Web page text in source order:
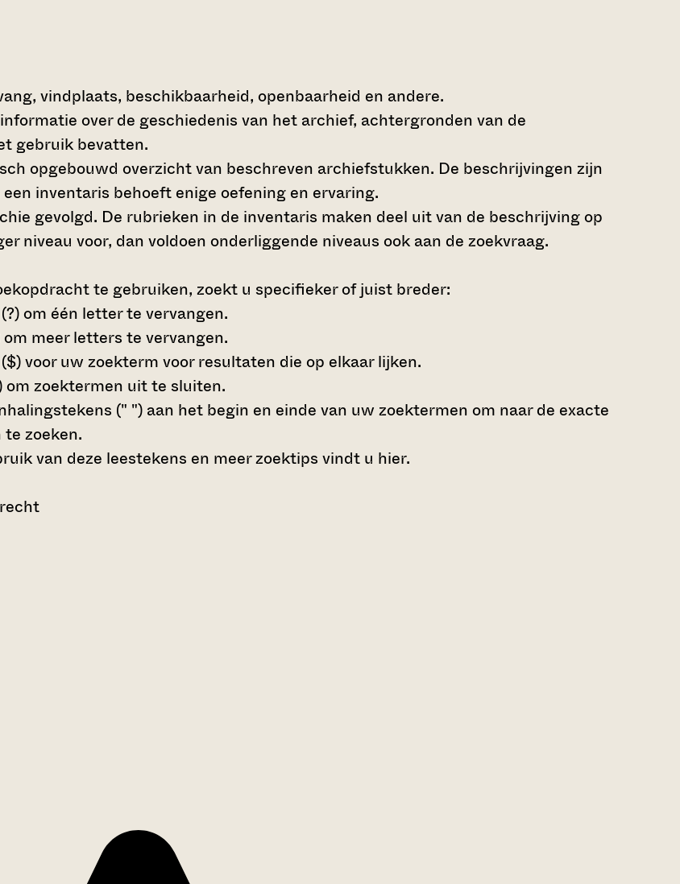
vindplaats, beschikbaarheid, openbaarheid en andere.
over de geschiedenis van het archief, achtergronden van de
gebruik bevatten.
opgebouwd overzicht van beschreven archiefstukken. De beschrijvingen zijn
inventaris behoeft enige oefening en ervaring.
gevolgd. De rubrieken in de inventaris maken deel uit van de beschrijving op
niveau voor, dan voldoen onderliggende niveaus ook aan de zoekvraag.
te gebruiken, zoekt u specifieker of juist breder:
om één letter te vervangen.
om meer letters te vervangen.
voor uw zoekterm voor resultaten die op elkaar lijken.
om zoektermen uit te sluiten.
(" ") aan het begin en einde van uw zoektermen om naar de exacte
zoeken.
van deze leestekens en meer zoektips vindt u hier.